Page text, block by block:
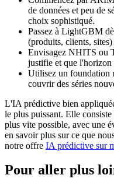
de données et peu de
choix sophistiqué.
Passez à LightGBM
(produits, clients,
Envisagez NHITS ou
justifie et que l'horizon
Utilisez un foundation
couvrir des séries
L'IA prédictive bien
le plus puissant. Elle
plus vite possible, avec une
en savoir plus sur ce que
notre offre IA prédictive sur
Pour aller plus